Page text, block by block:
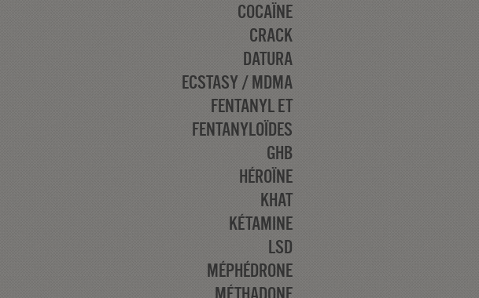
COCAÏNE
CRACK
DATURA
ECSTASY / MDMA
FENTANYL ET
FENTANYLOÏDES
GHB
HÉROÏNE
KHAT
KÉTAMINE
LSD
MÉPHÉDRONE
MÉTHADONE